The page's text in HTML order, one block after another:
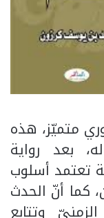
متميّز، هذه
بعد رواية
تعتمد أسلوب
كما أنّ الحدث
وتتابع